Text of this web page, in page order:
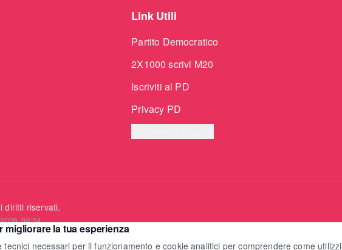
migliorare la tua esperienza
tecnici necessari per il funzionamento e cookie analitici per comprendere come
Link Utili
Partito Democratico
2X1000 scrivi M20
Iscriviti al PD
Privacy PD
diritti riservati.
06:24